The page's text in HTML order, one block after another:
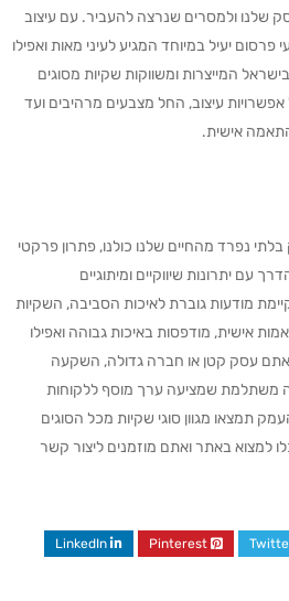
שלנו ולמסרים שנרצה להעביר. עם עיצוב
פרסום יעיל במיוחד המגיע לעיני מאות ואפילו
המייצרות ומשווקות שקיות מסוגים
אפשרויות עיצוב, החל מצבעים מרהיבים ועד
אישית.
בלתי נפרד מהחיים שלנו כולנו, פתרון פרקטי
עם יתרונות שיווקיים ומיתוגיים
מודעות גוברת לאיכות הסביבה, השקיות
אישית, מודפסות באיכות גבוהה ואפילו
אתם עסק קטן או חברה גדולה, השקעה
משתלמת שמציעה ערך מוסף ללקוחות
תמצאו מגוון סוגי שקיות מכל הסוגים
למצוא באתר ואתם מוזמנים ליצור קשר
Pinterest
LinkedIn